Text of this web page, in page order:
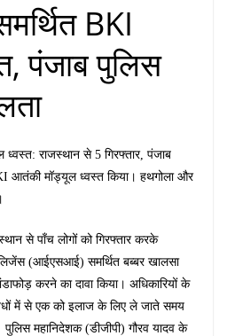
BKI
पंजाब पुलिस
राजस्थान से 5 गिरफ्तार, पंजाब
आतंकी मॉड्यूल ध्वस्त किया। हथगोला और
से पाँच लोगों को गिरफ्तार करके
(आईएसआई) समर्थित बब्बर खालसा
करने का दावा किया। अधिकारियों के
में से एक को इलाज के लिए ले जाते समय
महानिदेशक (डीजीपी) गौरव यादव के